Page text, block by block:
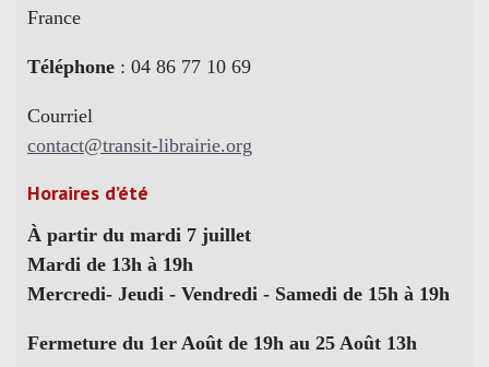
France
Téléphone : 04 86 77 10 69
Courriel
contact@transit-librairie.org
Horaires d’été
À partir du mardi 7 juillet
Mardi de 13h à 19h
Mercredi- Jeudi - Vendredi - Samedi de 15h à 19h
Fermeture du 1er Août de 19h au 25 Août 13h